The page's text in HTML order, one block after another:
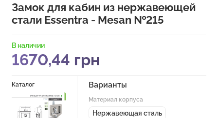
Замок для кабин из нержавеющей
стали Essentra - Mesan №215
В наличии
1670,44 грн
Каталог Варианты
Материал корпуса
Нержавеющая сталь